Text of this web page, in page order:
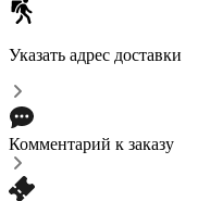
Указать адрес доставки
Комментарий к заказу